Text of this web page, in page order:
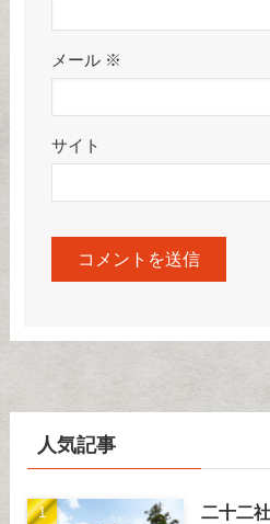
メール ※
サイト
人気記事
二十二